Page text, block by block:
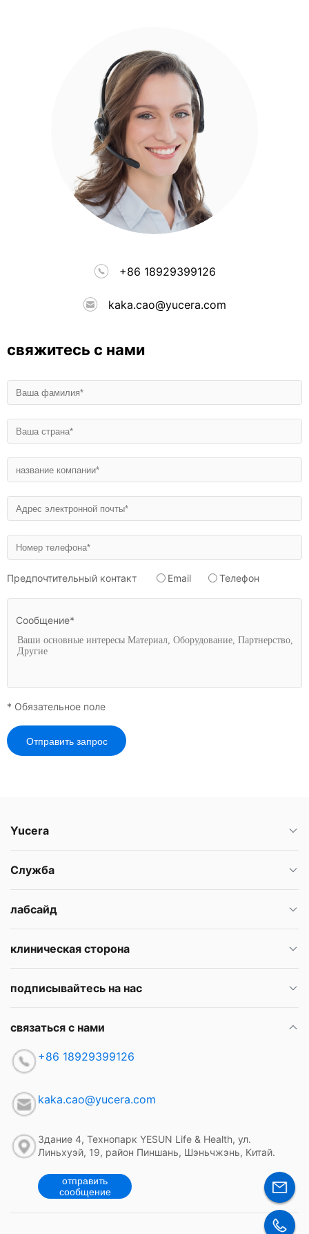
+86 18929399126
kaka.cao@yucera.com
свяжитесь с нами
Предпочтительный контакт Email Телефон
Сообщение*
* Обязательное поле
Отправить запрос
Yucera
Служба
лабсайд
клиническая сторона
подписывайтесь на нас
связаться с нами
+86 18929399126
kaka.cao@yucera.com
Здание 4, Технопарк YESUN Life & Health, ул.
Линьхуэй, 19, район Пиншань, Шэньчжэнь, Китай.
отправить
сообщение